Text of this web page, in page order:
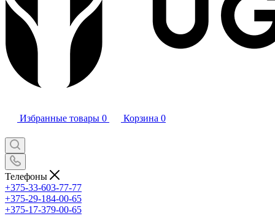
Избранные товары 0 Корзина 0
Телефоны
+375-33-603-77-77
+375-29-184-00-65
+375-17-379-00-65